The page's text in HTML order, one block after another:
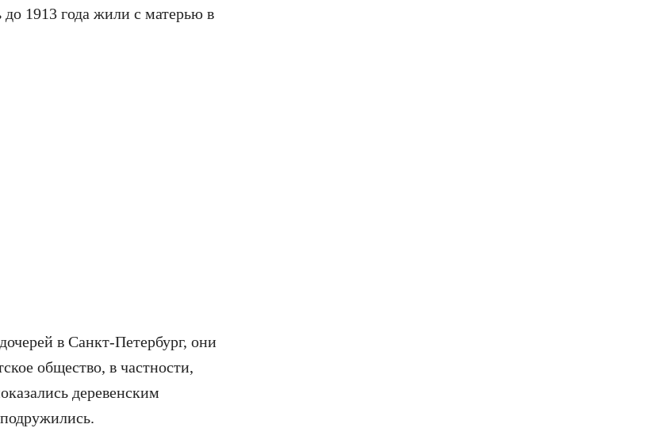
1913 года жили с матерью в
в Санкт-Петербург, они
общество, в частности,
деревенским